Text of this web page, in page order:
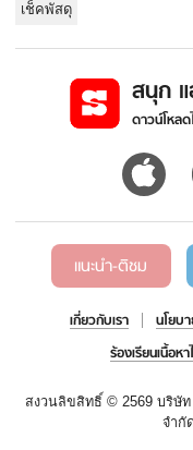
เช็คพัสดุ
สนุก
ดาวน์โหล
แนะนำ-ติชม
เกี่ยวกับเรา
นโยบ
ร้องเรียนเนื้อหา
สงวนลิขสิทธิ์ © 2569 บริษั
จำกั